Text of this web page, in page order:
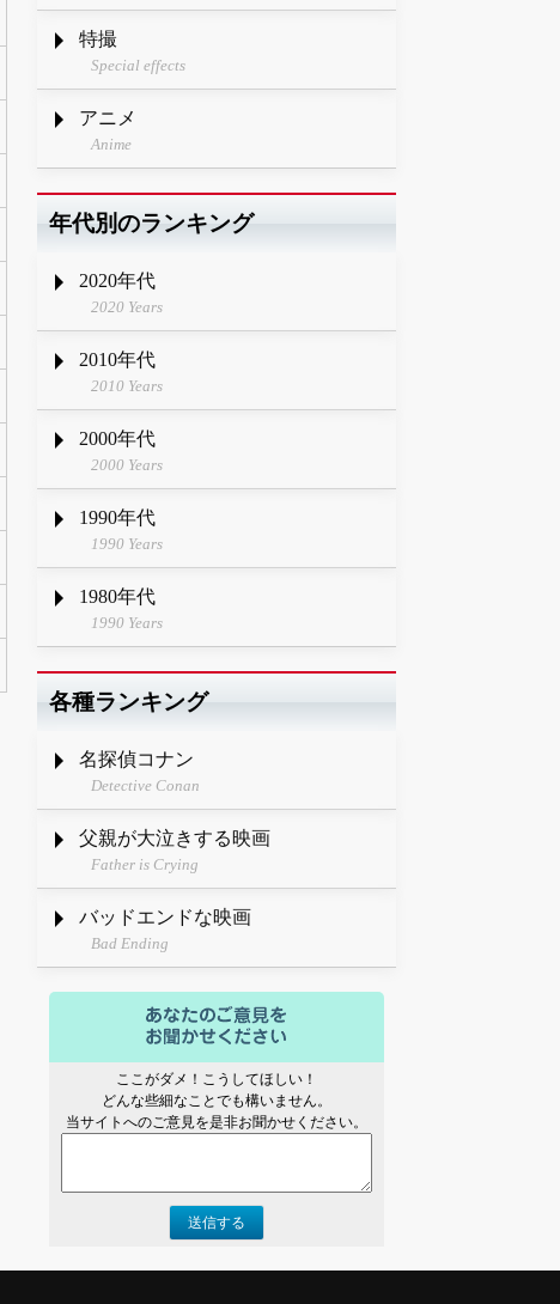
特撮
Special effects
アニメ
Anime
年代別のランキング
2020年代
2020 Years
2010年代
2010 Years
2000年代
2000 Years
1990年代
1990 Years
1980年代
1990 Years
各種ランキング
名探偵コナン
Detective Conan
父親が大泣きする映画
Father is Crying
バッドエンドな映画
Bad Ending
ここがダメ！こうしてほしい！
どんな些細なことでも構いません。
当サイトへのご意見を是非お聞かせください。
送信する